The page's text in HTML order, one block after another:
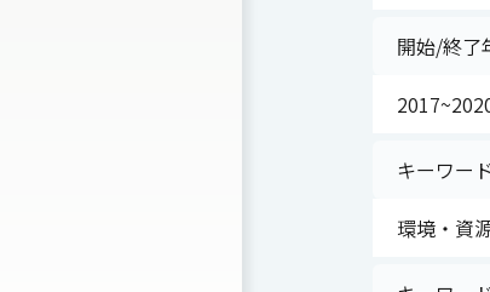
開始/終了
キーワー
環境・資